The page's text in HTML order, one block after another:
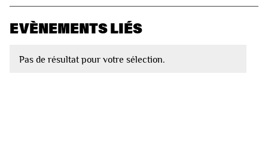
EVÈNEMENTS LIÉS
Pas de résultat pour votre sélection.